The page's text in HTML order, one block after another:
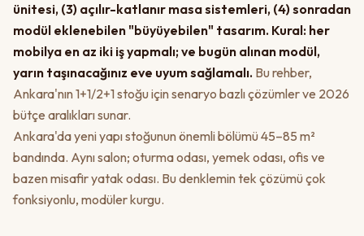
ünitesi, (3) açılır-katlanır masa sistemleri, (4) sonradan
modül eklenebilen "büyüyebilen" tasarım. Kural: her
mobilya en az iki iş yapmalı; ve bugün alınan modül,
yarın taşınacağınız eve uyum sağlamalı. Bu rehber,
Ankara'nın 1+1/2+1 stoğu için senaryo bazlı çözümler ve 2026
bütçe aralıkları sunar.
Ankara'da yeni yapı stoğunun önemli bölümü 45–85 m²
bandında. Aynı salon; oturma odası, yemek odası, ofis ve
bazen misafir yatak odası. Bu denklemin tek çözümü çok
fonksiyonlu, modüler kurgu.